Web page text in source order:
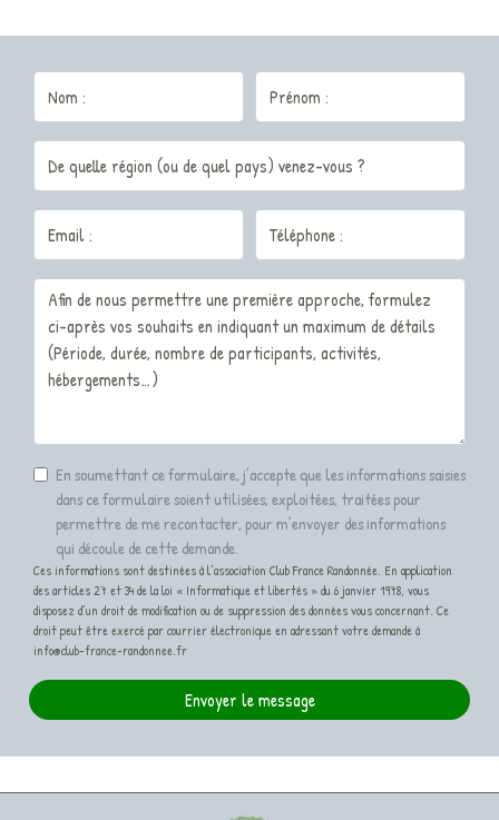
En soumettant ce formulaire, j’accepte que les informations saisies
dans ce formulaire soient utilisées, exploitées, traitées pour
permettre de me recontacter, pour m’envoyer des informations
qui découle de cette demande.
Ces informations sont destinées à l’association Club France Randonnée. En application
des articles 27 et 34 de la loi « Informatique et libertés » du 6 janvier 1978, vous
disposez d’un droit de modification ou de suppression des données vous concernant. Ce
droit peut être exercé par courrier électronique en adressant votre demande à
info@club-france-randonnee.fr
Envoyer le message